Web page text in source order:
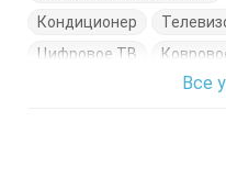
Кондиционер
Цифровое ТВ
Кровати односпальные
Все